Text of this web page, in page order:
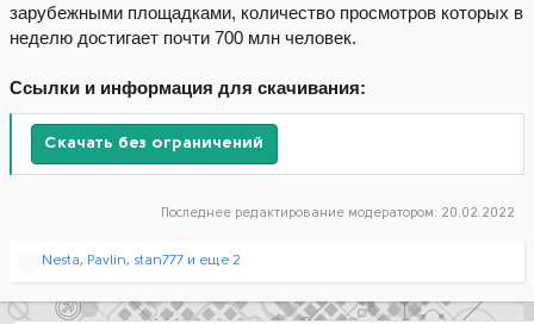
зарубежными площадками, количество просмотров которых в
неделю достигает почти 700 млн человек.
Ссылки и информация для скачивания:
Скачать без ограничений
Последнее редактирование модератором: 20.02.2022
РNesta, Pavlin, stan777 и еще 2